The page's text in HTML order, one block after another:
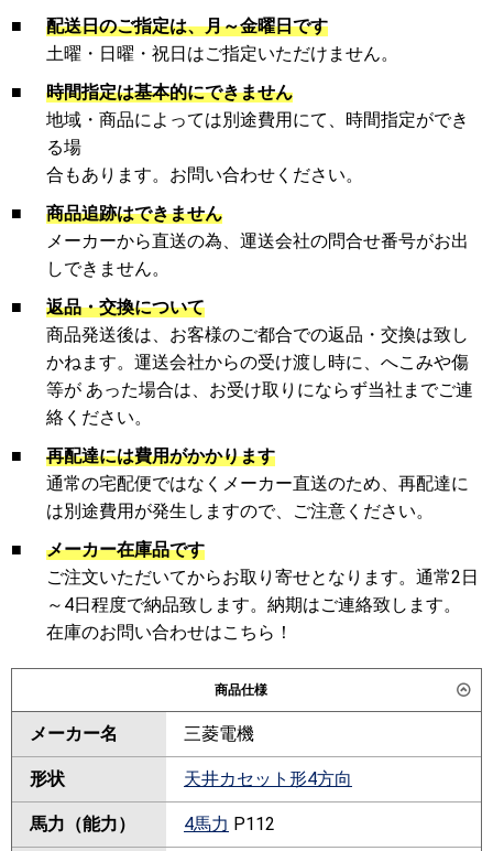
■
配送日のご指定は、月～金曜日です
土曜・日曜・祝日はご指定いただけません。
■
時間指定は基本的にできません
地域・商品によっては別途費用にて、時間指定ができ
る場
合もあります。お問い合わせください。
■
商品追跡はできません
メーカーから直送の為、運送会社の問合せ番号がお出
しできません。
■
返品・交換について
商品発送後は、お客様のご都合での返品・交換は致し
かねます。運送会社からの受け渡し時に、へこみや傷
等が あった場合は、お受け取りにならず当社までご連
絡ください。
■
再配達には費用がかかります
通常の宅配便ではなくメーカー直送のため、再配達に
は別途費用が発生しますので、ご注意ください。
■
メーカー在庫品です
ご注文いただいてからお取り寄せとなります。通常2日
～4日程度で納品致します。納期はご連絡致します。
在庫のお問い合わせはこちら！
商品仕様
メーカー名 三菱電機
形状 天井カセット形4方向
馬力（能力） 4馬力 P112